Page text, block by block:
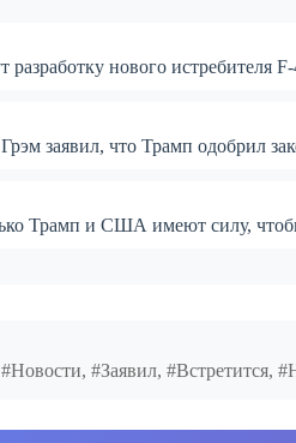
нового истребителя
заявил, что Трамп одобрил
Трамп и США имеют силу,
#Заявил, #Встретится,